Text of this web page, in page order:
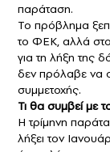
παράταση.
Το πρόβλημα
το ΦΕΚ, αλλά
για τη λήξη της
δεν πρόλαβε να
συμμετοχής.
Τι θα συμβεί με
Η τρίμηνη
λήξει τον